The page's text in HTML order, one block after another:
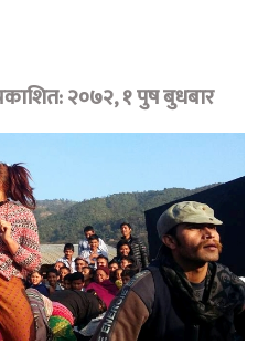
२०७२, १ पुष बुधबार